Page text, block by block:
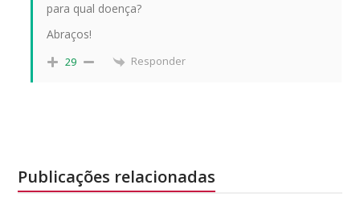
para qual doença?
Abraços!
29 Responder
Publicações relacionadas